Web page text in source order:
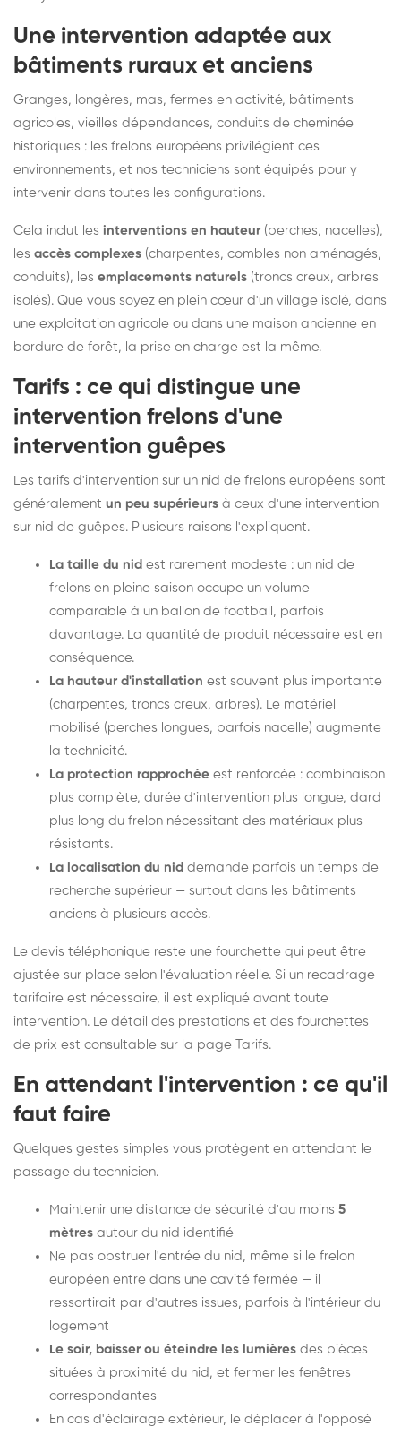
Une intervention adaptée aux
bâtiments ruraux et anciens
Granges, longères, mas, fermes en activité, bâtiments
agricoles, vieilles dépendances, conduits de cheminée
historiques : les frelons européens privilégient ces
environnements, et nos techniciens sont équipés pour y
intervenir dans toutes les configurations.
Cela inclut les interventions en hauteur (perches, nacelles),
les accès complexes (charpentes, combles non aménagés,
conduits), les emplacements naturels (troncs creux, arbres
isolés). Que vous soyez en plein cœur d'un village isolé, dans
une exploitation agricole ou dans une maison ancienne en
bordure de forêt, la prise en charge est la même.
Tarifs : ce qui distingue une
intervention frelons d'une
intervention guêpes
Les tarifs d'intervention sur un nid de frelons européens sont
généralement un peu supérieurs à ceux d'une intervention
sur nid de guêpes. Plusieurs raisons l'expliquent.
La taille du nid est rarement modeste : un nid de
frelons en pleine saison occupe un volume
comparable à un ballon de football, parfois
davantage. La quantité de produit nécessaire est en
conséquence.
La hauteur d'installation est souvent plus importante
(charpentes, troncs creux, arbres). Le matériel
mobilisé (perches longues, parfois nacelle) augmente
la technicité.
La protection rapprochée est renforcée : combinaison
plus complète, durée d'intervention plus longue, dard
plus long du frelon nécessitant des matériaux plus
résistants.
La localisation du nid demande parfois un temps de
recherche supérieur — surtout dans les bâtiments
anciens à plusieurs accès.
Le devis téléphonique reste une fourchette qui peut être
ajustée sur place selon l'évaluation réelle. Si un recadrage
tarifaire est nécessaire, il est expliqué avant toute
intervention. Le détail des prestations et des fourchettes
de prix est consultable sur la page Tarifs.
En attendant l'intervention : ce qu'il
faut faire
Quelques gestes simples vous protègent en attendant le
passage du technicien.
Maintenir une distance de sécurité d'au moins 5
mètres autour du nid identifié
Ne pas obstruer l'entrée du nid, même si le frelon
européen entre dans une cavité fermée — il
ressortirait par d'autres issues, parfois à l'intérieur du
logement
Le soir, baisser ou éteindre les lumières des pièces
situées à proximité du nid, et fermer les fenêtres
correspondantes
En cas d'éclairage extérieur, le déplacer à l'opposé